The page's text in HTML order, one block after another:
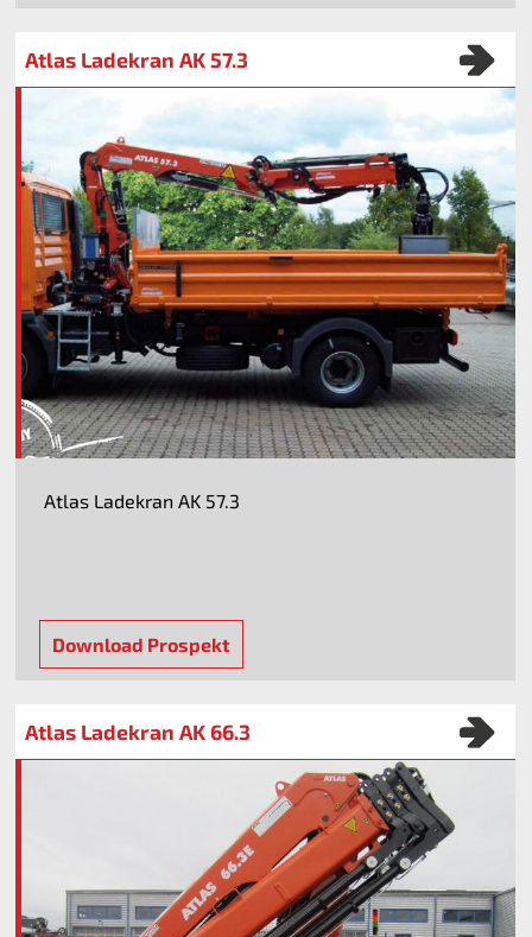
Atlas Ladekran AK 57.3
Atlas Ladekran AK 57.3
Download Prospekt
Atlas Ladekran AK 66.3